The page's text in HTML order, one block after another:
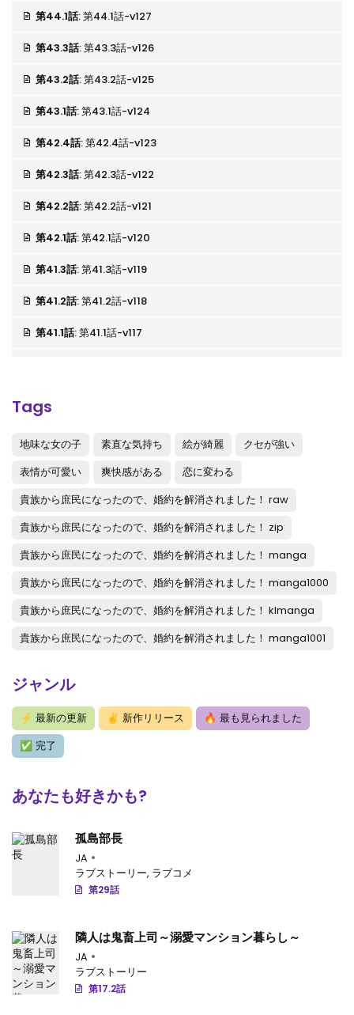
第44.1話: 第44.1話-v127
第43.3話: 第43.3話-v126
第43.2話: 第43.2話-v125
第43.1話: 第43.1話-v124
第42.4話: 第42.4話-v123
第42.3話: 第42.3話-v122
第42.2話: 第42.2話-v121
第42.1話: 第42.1話-v120
第41.3話: 第41.3話-v119
第41.2話: 第41.2話-v118
第41.1話: 第41.1話-v117
第39.4話
第39.3話: 第39.3話-v111
第39.2話: 第39.2話-v110
第39.1話: 第39.1話-v109
第38.4話: 第38.4話-v108
第38.2話
第38.1話: 第38.1話-v105
第37.4話
第37.2話: 第37.2話-v102
第37.1話 : 第37.1話-v101
第36.4話: 【第 36.4 話】
第36.2話: 【第 36.2 話】
第36.1話 : 【第 36.1 話】
第35.4話: 【第 35.4 話】
Tags
地味な女の子 素直な気持ち 絵が綺麗
クセが強い
表情が可愛い
爽快感がある
恋に変わる
貴族から庶民になったので、婚約を解消されました！ raw
貴族から庶民になったので、婚約を解消されました！ zip
貴族から庶民になったので、婚約を解消されました！ manga
貴族から庶民になったので、婚約を解消されました！ manga1000
貴族から庶民になったので、婚約を解消されました！ klmanga
貴族から庶民になったので、婚約を解消されました！ manga1001
ジャンル
⚡ 最新の更新 ✌ 新作リリース 🔥 最も見られました
✅ 完了
あなたも好きかも?
孤島部長
JA
ラブストーリー, ラブコメ
第29話
隣人は鬼畜上司～溺愛マンション暮らし～
JA
ラブストーリー
第17.2話